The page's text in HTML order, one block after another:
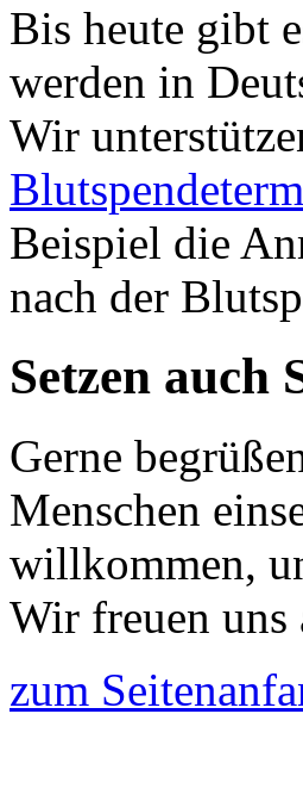
Bis heute gibt
werden in
Wir
Beispiel die
nach der
Setzen auch
Gerne
Menschen
willkommen,
Wir freuen uns
zum